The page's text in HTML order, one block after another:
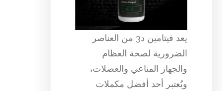
يعد فيتامين د3 من العناصر
الضرورية لصحة العظام
والجهاز المناعي والعضلات،
ويُعتبر أحد أفضل مكملات